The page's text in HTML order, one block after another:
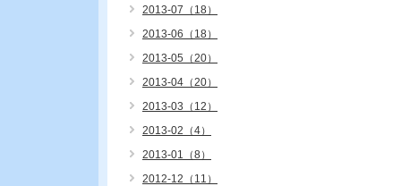
2013-07（18）
2013-06（18）
2013-05（20）
2013-04（20）
2013-03（12）
2013-02（4）
2013-01（8）
2012-12（11）